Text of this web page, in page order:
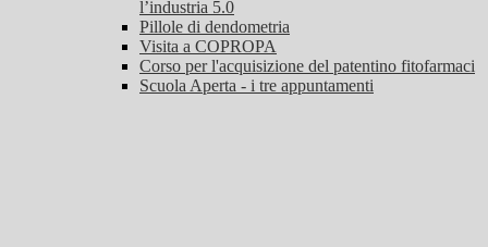
l’industria 5.0
Pillole di dendometria
Visita a COPROPA
Corso per l'acquisizione del patentino fitofarmaci
Scuola Aperta - i tre appuntamenti